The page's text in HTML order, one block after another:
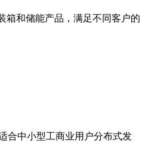
箱和储能产品，满足不同客户的
合中小型工商业用户分布式发